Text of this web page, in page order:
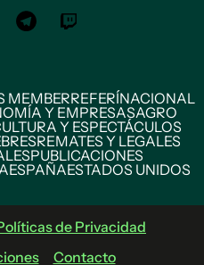
MEMBERREFERÍNACIONAL
Y EMPRESASAGRO
Y ESPECTÁCULOS
REMATES Y LEGALES
PUBLICACIONES
ESPAÑAESTADOS UNIDOS
de Privacidad
Contacto